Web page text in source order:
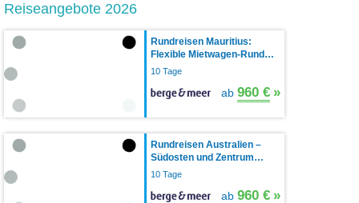
Reiseangebote 2026
Rundreisen Mauritius:
Flexible Mietwagen-Rund…
10 Tage
ab 960 € »
Rundreisen Australien –
Südosten und Zentrum…
10 Tage
ab 960 € »